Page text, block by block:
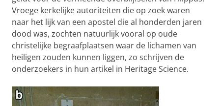
Vroege kerkelijke autoriteiten die op zoek waren
naar het lijk van een apostel die al honderden jaren
dood was, zochten natuurlijk vooral op oude
christelijke begraafplaatsen waar de lichamen van
heiligen zouden kunnen liggen, zo schrijven de
onderzoekers in hun artikel in Heritage Science.